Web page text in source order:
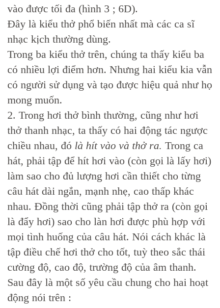
vào được tối đa (hình 3 ; 6D).
Đây là kiểu thở phổ biến nhất mà các ca sĩ
nhạc kịch thường dùng.
Trong ba kiểu thở trên, chúng ta thấy kiểu ba
có nhiều lợi điểm hơn. Nhưng hai kiểu kia vẫn
có người sử dụng và tạo được hiệu quả như họ
mong muốn.
2. Trong hơi thở bình thường, cũng như hơi
thở thanh nhạc, ta thấy có hai động tác ngược
chiều nhau, đó là hít vào và thở ra. Trong ca
hát, phải tập để hít hơi vào (còn gọi là lấy hơi)
làm sao cho đủ lượng hơi cần thiết cho từng
câu hát dài ngắn, mạnh nhẹ, cao thấp khác
nhau. Đồng thời cũng phải tập thở ra (còn gọi
là đẩy hơi) sao cho làn hơi được phù hợp với
mọi tình huống của câu hát. Nói cách khác là
tập điều chế hơi thở cho tốt, tuỳ theo sắc thái
cường độ, cao độ, trường độ của âm thanh.
Sau đây là một số yêu cầu chung cho hai hoạt
động nói trên :